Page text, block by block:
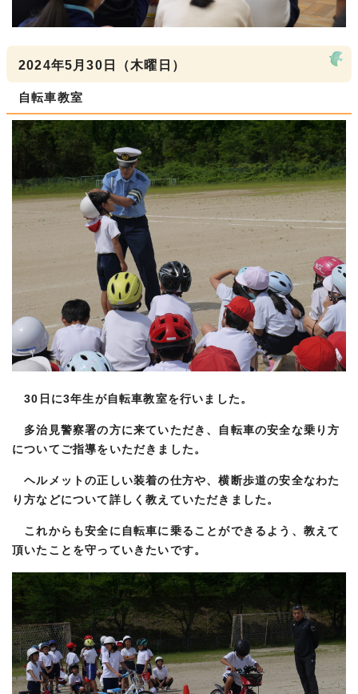
2024年5月30日（木曜日）
自転車教室
30日に3年生が自転車教室を行いました。
多治見警察署の方に来ていただき、自転車の安全な乗り方
についてご指導をいただきました。
ヘルメットの正しい装着の仕方や、横断歩道の安全なわた
り方などについて詳しく教えていただきました。
これからも安全に自転車に乗ることができるよう、教えて
頂いたことを守っていきたいです。